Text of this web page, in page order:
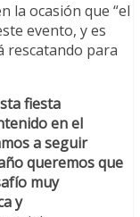
la ocasión que “el
evento, y es
rescatando para
fiesta
en el
a seguir
queremos que
muy
y